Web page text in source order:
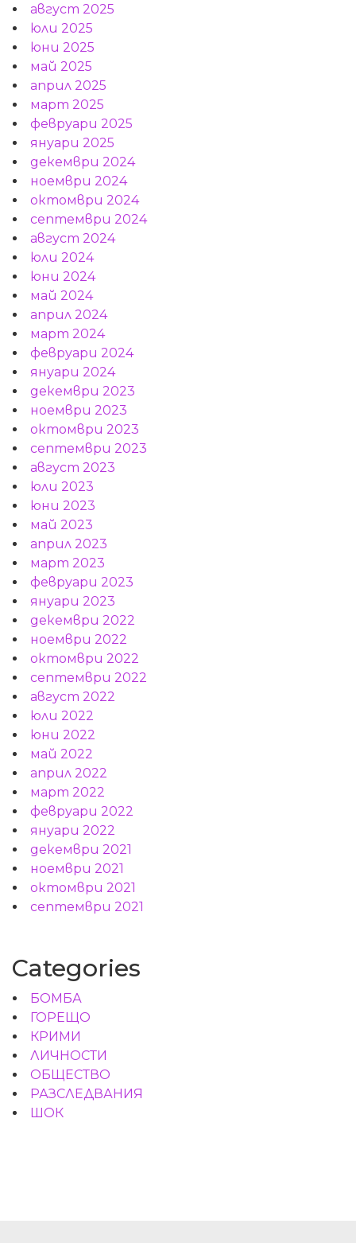
август 2025
юли 2025
юни 2025
май 2025
април 2025
март 2025
февруари 2025
януари 2025
декември 2024
ноември 2024
октомври 2024
септември 2024
август 2024
юли 2024
юни 2024
май 2024
април 2024
март 2024
февруари 2024
януари 2024
декември 2023
ноември 2023
октомври 2023
септември 2023
август 2023
юли 2023
юни 2023
май 2023
април 2023
март 2023
февруари 2023
януари 2023
декември 2022
ноември 2022
октомври 2022
септември 2022
август 2022
юли 2022
юни 2022
май 2022
април 2022
март 2022
февруари 2022
януари 2022
декември 2021
ноември 2021
октомври 2021
септември 2021
Categories
БОМБА
ГОРЕЩО
КРИМИ
ЛИЧНОСТИ
ОБЩЕСТВО
РАЗСЛЕДВАНИЯ
ШОК